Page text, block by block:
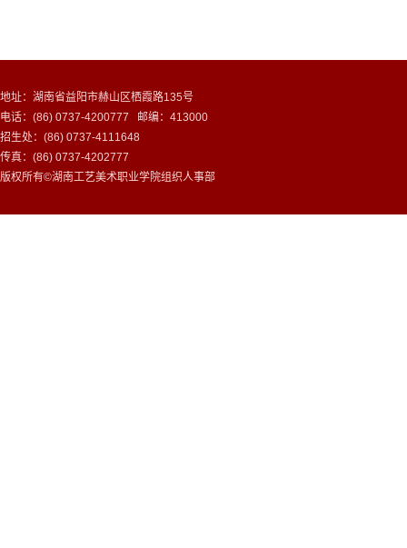
地址：湖南省益阳市赫山区栖霞路135号
电话：(86) 0737-4200777 邮编：413000
招生处：(86) 0737-4111648
传真：(86) 0737-4202777
版权所有©湖南工艺美术职业学院组织人事部